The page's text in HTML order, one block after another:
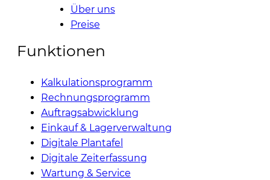
Über uns
Preise
Funktionen
Kalkulationsprogramm
Rechnungsprogramm
Auftragsabwicklung
Einkauf & Lagerverwaltung
Digitale Plantafel
Digitale Zeiterfassung
Wartung & Service